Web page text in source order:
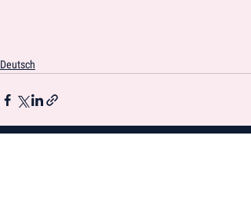
Deutsch